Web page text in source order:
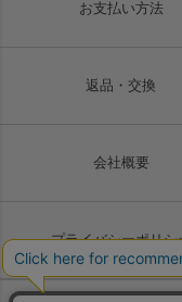
お支払い方法
返品・交換
会社概要
プライバシーポリシ